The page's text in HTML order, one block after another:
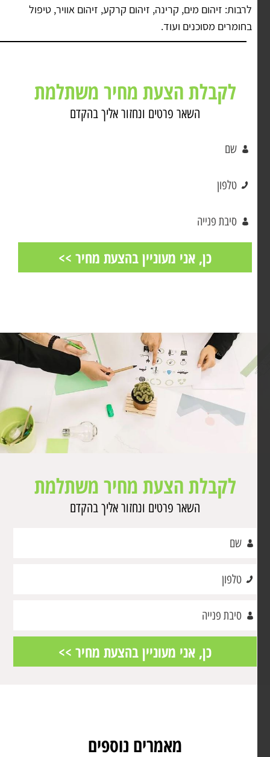
לרבות: זיהום מים, קרינה, זיהום קרקע, זיהום אוויר, טיפול
בחומרים מסוכנים ועוד.
לקבלת הצעת מחיר משתלמת
השאר פרטים ונחזור אליך בהקדם
לקבלת הצעת מחיר משתלמת
השאר פרטים ונחזור אליך בהקדם
מאמרים נוספים